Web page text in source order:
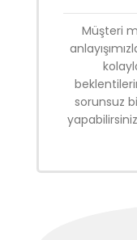
Müşteri
sorunsuz